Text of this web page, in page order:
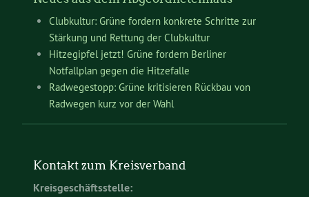
Clubkultur: Grüne fordern konkrete Schritte zur
Stärkung und Rettung der Clubkultur
Hitzegipfel jetzt! Grüne fordern Berliner
Notfallplan gegen die Hitzefalle
Radwegestopp: Grüne kritisieren Rückbau von
Radwegen kurz vor der Wahl
Kontakt zum Kreisverband
Kreisgeschäftsstelle: